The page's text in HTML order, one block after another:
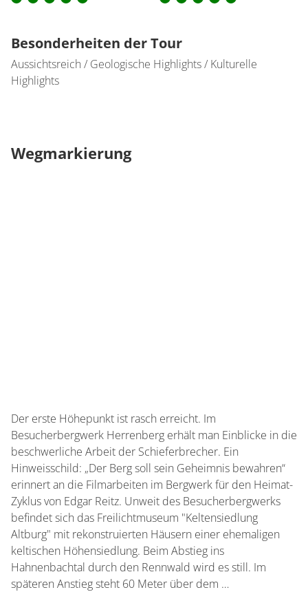
Besonderheiten der Tour
Aussichtsreich / Geologische Highlights / Kulturelle
Highlights
Wegmarkierung
Der erste Höhepunkt ist rasch erreicht. Im
Besucherbergwerk Herrenberg erhält man Einblicke in die
beschwerliche Arbeit der Schieferbrecher. Ein
Hinweisschild: „Der Berg soll sein Geheimnis bewahren“
erinnert an die Filmarbeiten im Bergwerk für den Heimat-
Zyklus von Edgar Reitz. Unweit des Besucherbergwerks
befindet sich das Freilichtmuseum "Keltensiedlung
Altburg" mit rekonstruierten Häusern einer ehemaligen
keltischen Höhensiedlung. Beim Abstieg ins
Hahnenbachtal durch den Rennwald wird es still. Im
späteren Anstieg steht 60 Meter über dem …